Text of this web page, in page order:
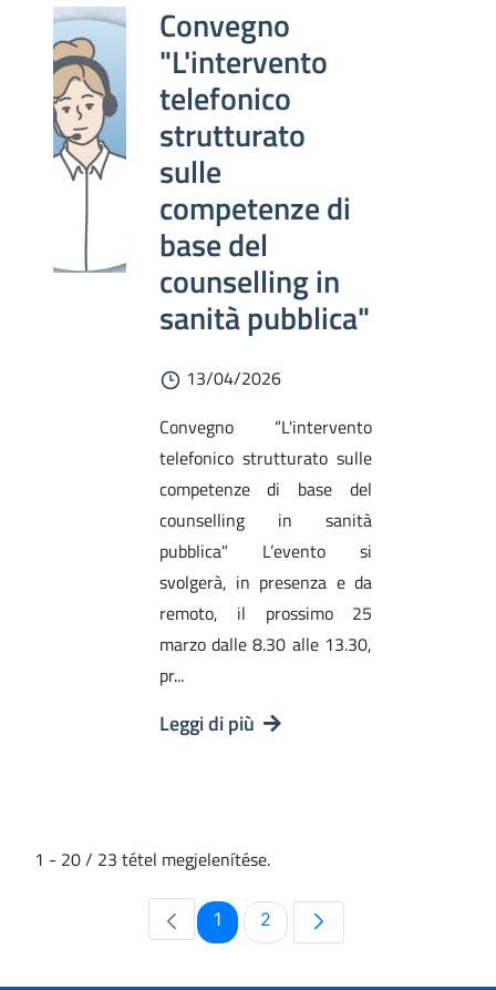
Convegno
"L'intervento
telefonico
strutturato
sulle
competenze di
base del
counselling in
sanità pubblica"
13/04/2026
Convegno “L'intervento
telefonico strutturato sulle
competenze di base del
counselling in sanità
pubblica" L’evento si
svolgerà, in presenza e da
remoto, il prossimo 25
marzo dalle 8.30 alle 13.30,
pr...
Leggi di più
1 - 20 / 23 tétel megjelenítése.
Oldal
1 Oldal
2